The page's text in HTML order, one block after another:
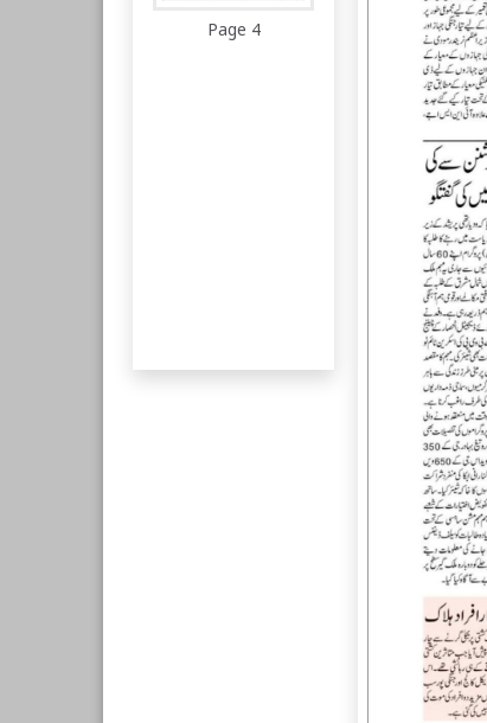
Page 4